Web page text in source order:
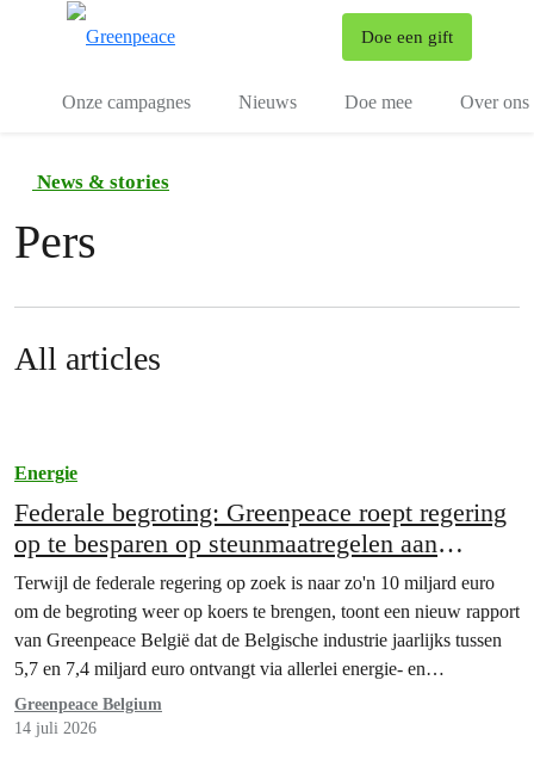
Doe een gift
Onze campagnes Nieuws Doe mee Over ons
News & stories
Pers
All articles
Energie
Federale begroting: Greenpeace roept regering
op te besparen op steunmaatregelen aan
vervuilende bedrijven
Terwijl de federale regering op zoek is naar zo'n 10 miljard euro
om de begroting weer op koers te brengen, toont een nieuw rapport
van Greenpeace België dat de Belgische industrie jaarlijks tussen
5,7 en 7,4 miljard euro ontvangt via allerlei energie- en
klimaatgerelateerde steunmaatregelen. Opvallend: vooral sterk
vervuilende sectoren profiteren hier het meest van.…
Greenpeace Belgium
14 juli 2026